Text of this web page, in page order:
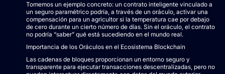
Tomemos un ejemplo concreto: un contrato inteligente vinculado a
un seguro paramétrico podría, a través de un oráculo, activar una
compensación para un agricultor si la temperatura cae por debajo
de cero durante un cierto número de días. Sin el oráculo, el contrato
no podría “saber” qué está sucediendo en el mundo real.
Importancia de los Oráculos en el Ecosistema Blockchain
Las cadenas de bloques proporcionan un entorno seguro y
transparente para ejecutar transacciones descentralizadas, pero no